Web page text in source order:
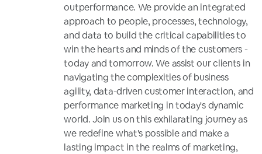
outperformance. We provide an integrated
approach to people, processes, technology,
and data to build the critical capabilities to
win the hearts and minds of the customers -
today and tomorrow.​ We assist our clients in
navigating the complexities of business
agility, data-driven customer interaction, and
performance marketing in today's dynamic
world. Join us on this exhilarating journey as
we redefine what's possible and make a
lasting impact in the realms of marketing,